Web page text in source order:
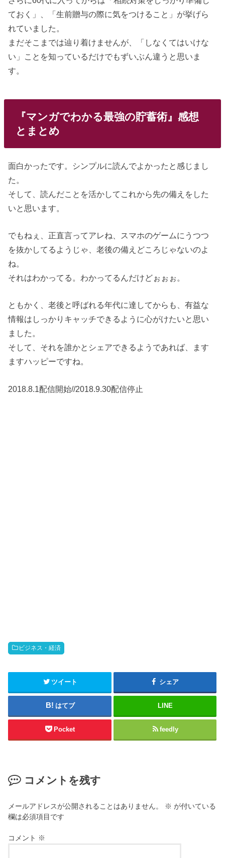
ておく」、「生前贈与の際に気をつけること」が挙げら
れていました。
まだそこまでは辿り着けませんが、「しなくてはいけな
い」ことを知っているだけでもずいぶん違うと思いま
す。
『マンガでわかる最強の貯蓄術』感想
とまとめ
面白かったです。シンプルに読んでよかったと感じまし
た。
そして、読んだことを活かしてこれから先の備えをした
いと思います。
でもねぇ、正直言ってアレね、スマホのゲームにうつつ
を抜かしてるようじゃ、老後の備えどころじゃないのよ
ね。
それはわかってる。わかってるんだけどぉぉぉ。
ともかく、老後と呼ばれる年代に達してからも、有益な
情報はしっかりキャッチできるように心がけたいと思い
ました。
そして、それを誰かとシェアできるようであれば、ます
ますハッピーですね。
2018.8.1配信開始//2018.9.30配信停止
ビジネス・経済
ツイート シェア
はてブ LINE
Pocket feedly
コメントを残す
メールアドレスが公開されることはありません。 ※ が付いている
欄は必須項目です
コメント ※